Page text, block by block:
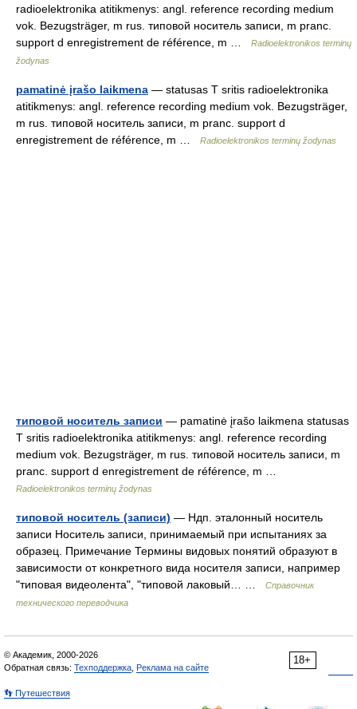
radioelektronika atitikmenys: angl. reference recording medium
vok. Bezugsträger, m rus. типовой носитель записи, m pranc.
support d enregistrement de référence, m …
Radioelektronikos terminų
žodynas
pamatinė įrašo laikmena — statusas T sritis radioelektronika
atitikmenys: angl. reference recording medium vok. Bezugsträger,
m rus. типовой носитель записи, m pranc. support d
enregistrement de référence, m …
Radioelektronikos terminų žodynas
типовой носитель записи — pamatinė įrašo laikmena statusas
T sritis radioelektronika atitikmenys: angl. reference recording
medium vok. Bezugsträger, m rus. типовой носитель записи, m
pranc. support d enregistrement de référence, m …
Radioelektronikos terminų žodynas
типовой носитель (записи) — Ндп. эталонный носитель
записи Носитель записи, принимаемый при испытаниях за
образец. Примечание Термины видовых понятий образуют в
зависимости от конкретного вида носителя записи, например
"типовая видеолента", "типовой лаковый… …
Справочник
технического переводчика
18+
© Академик, 2000-2026
Обратная связь: Техподдержка Реклама на сайте
👣 Путешествия